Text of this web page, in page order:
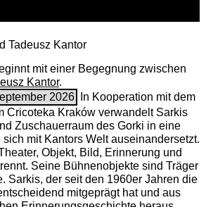
Tadeusz Kantor
mit einer Begegnung zwischen
Kantor.
2026
In Kooperation mit dem
Cricoteka Kraków verwandelt Sarkis
Zuschauerraum des Gorki in eine
sich mit Kantors Welt auseinandersetzt.
Objekt, Bild, Erinnerung und
Seine Bühnenobjekte sind Träger
Sarkis, der seit den 1960er Jahren die
mitgeprägt hat und aus